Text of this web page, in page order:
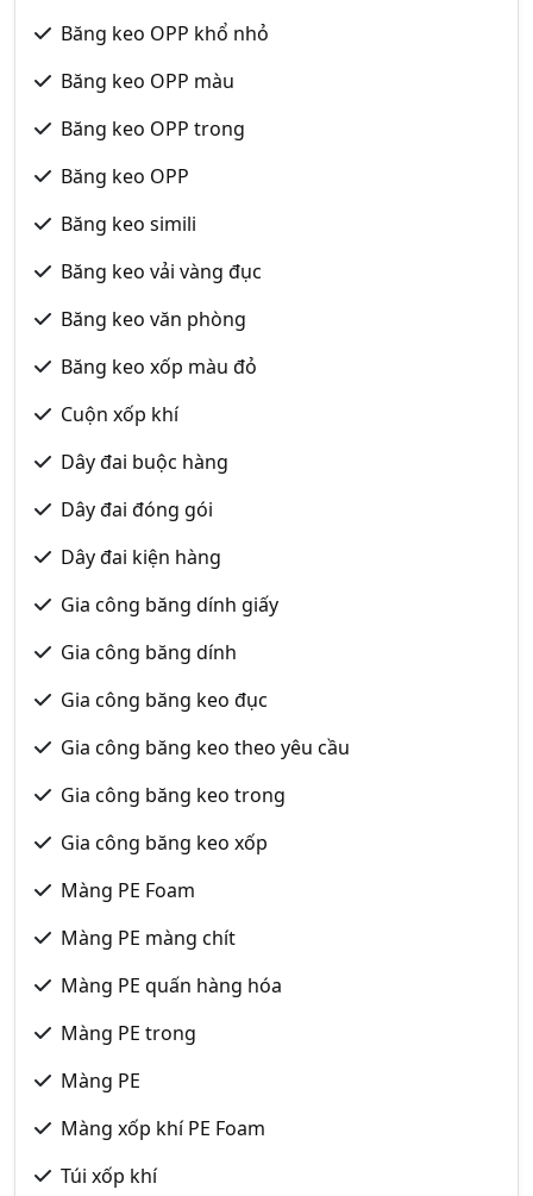
Băng keo OPP khổ nhỏ
Băng keo OPP màu
Băng keo OPP trong
Băng keo OPP
Băng keo simili
Băng keo vải vàng đục
Băng keo văn phòng
Băng keo xốp màu đỏ
Cuộn xốp khí
Dây đai buộc hàng
Dây đai đóng gói
Dây đai kiện hàng
Gia công băng dính giấy
Gia công băng dính
Gia công băng keo đục
Gia công băng keo theo yêu cầu
Gia công băng keo trong
Gia công băng keo xốp
Màng PE Foam
Màng PE màng chít
Màng PE quấn hàng hóa
Màng PE trong
Màng PE
Màng xốp khí PE Foam
Túi xốp khí